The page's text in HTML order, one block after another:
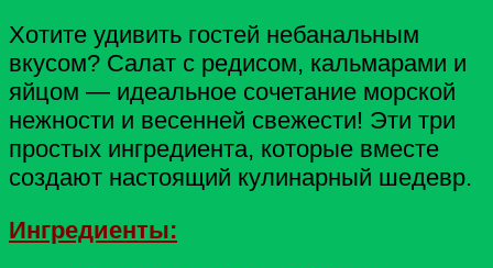
Хотите удивить гостей небанальным
вкусом? Салат с редисом, кальмарами и
яйцом — идеальное сочетание морской
нежности и весенней свежести! Эти три
простых ингредиента, которые вместе
создают настоящий кулинарный шедевр.
Ингредиенты: